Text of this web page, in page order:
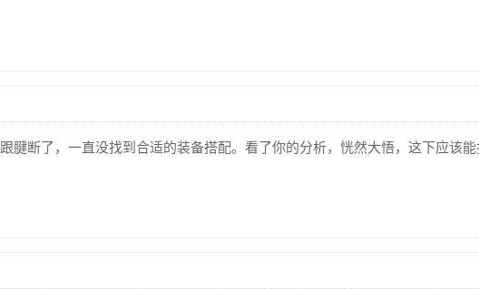
腱断了，一直没找到合适的装备搭配。看了你的分析，恍然大悟，这下应该能